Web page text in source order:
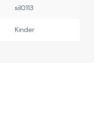
sil0113
Kinder